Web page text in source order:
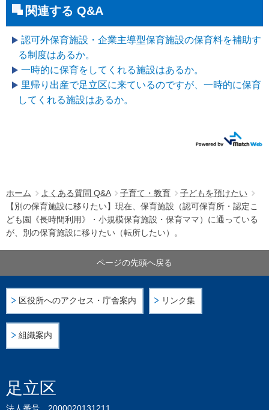
ホーム よくある質問 Q&A 子育て・教育
子どもを預けたい
【別の保育施設に移りたい】現在、保育施設（認可保育所・認定こ
ども園《長時間利用》・小規模保育施設・保育ママ）に通っている
が、別の保育施設に移りたい（転所したい）。
関連する Q&A
認可外保育施設・企業主導型保育施設の保育料を補助す
る制度はあるか。
一時的に保育をしてくれる施設はあるか。
里帰り出産で足立区に来ているのですが、一時的に保育
してくれる施設はあるか。
足立区
区役所へのアクセス・庁舎案内 リンク集
組織案内
ページの先頭へ戻る